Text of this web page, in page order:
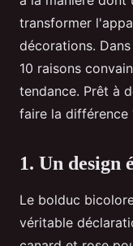
transformer
décorations.
10 raisons
tendance. Prêt à
faire la différence
1. Un design
Le bolduc
véritable